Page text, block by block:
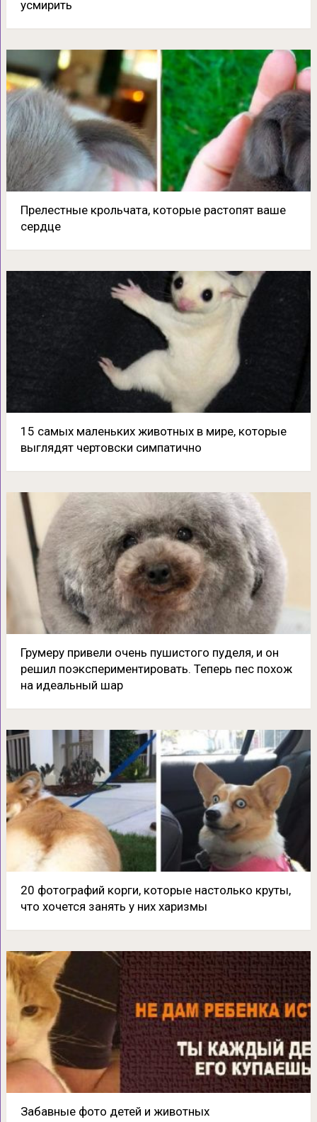
усмирить
Прелестные крольчата, которые растопят ваше
сердце
15 самых маленьких животных в мире, которые
выглядят чертовски симпатично
Грумеру привели очень пушистого пуделя, и он
решил поэкспериментировать. Теперь пес похож
на идеальный шар
20 фотографий корги, которые настолько круты,
что хочется занять у них харизмы
Забавные фото детей и животных